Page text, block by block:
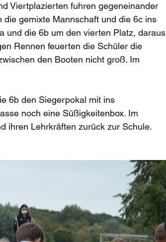
Viertplazierten fuhren gegeneinander
gemixte Mannschaft und die 6c ins
und die 6b um den vierten Platz, daraus
Rennen feuerten die Schüler die
den Booten nicht groß. Im
6b den Siegerpokal mit ins
noch eine Süßigkeitenbox. Im
ihren Lehrkräften zurück zur Schule.